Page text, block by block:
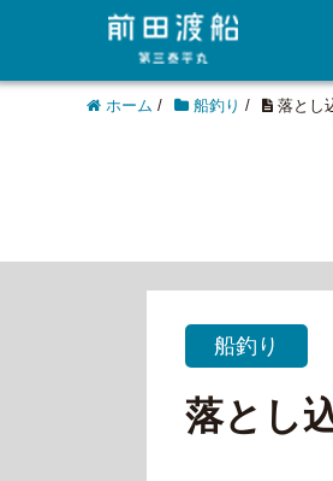
ホーム / 船釣り / 落とし
船釣り
落とし